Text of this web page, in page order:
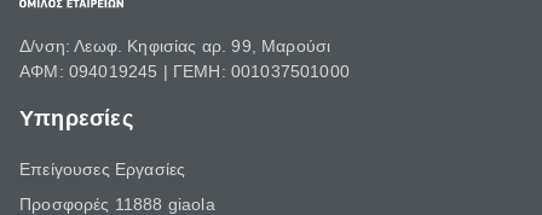
Δ/νση: Λεωφ. Κηφισίας αρ. 99, Μαρούσι
ΑΦΜ: 094019245 | ΓΕΜΗ: 001037501000
Υπηρεσίες
Επείγουσες Εργασίες
Προσφορές 11888 giaola